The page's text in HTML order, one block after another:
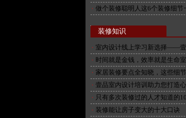
做个装修聪明人这6个装修细
装修知识
室内设计线上学习新选择——
时间就是金钱，效率就是生命
家居装修要点全知晓，这些细
壹品室内设计培训助力您打造
只有多次装修过的人才知道的
装修能让房子变大的十大口诀